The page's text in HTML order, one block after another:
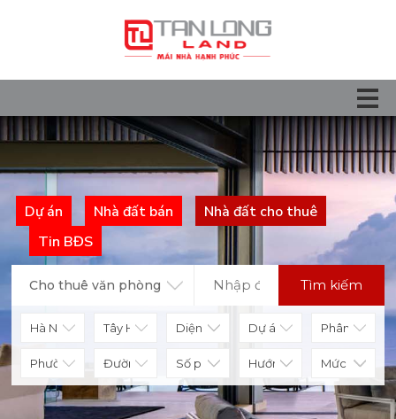
Dự án Nhà đất bán
Nhà đất cho thuê
Tin BĐS
Cho thuê văn phòng Tìm kiếm
Diện tích
Số phòng Hướng nhà Mức giá